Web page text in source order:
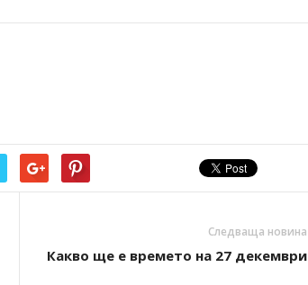
Следваща новина
Какво ще е времето на 27 декември